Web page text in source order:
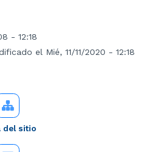
- 12:18
el Mié, 11/11/2020 - 12:18
del sitio